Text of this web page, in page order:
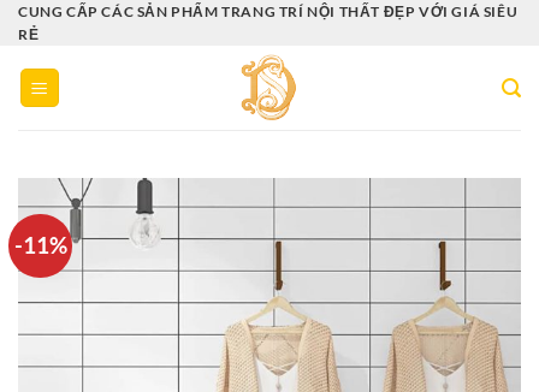
Bỏ
qua
nội
dung
CUNG CẤP CÁC SẢN PHẨM TRANG TRÍ NỘI THẤT ĐẸP VỚI GIÁ SIÊU
RẺ
-11%